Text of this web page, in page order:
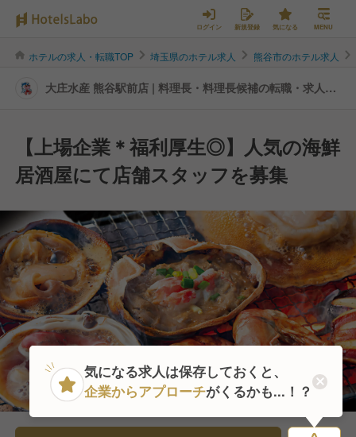
ログイン 新規登録 気になる MENU
ホテルの求人・転職TOP 埼玉県のホテル求人 熊谷市のホテル求人
大庄水産 熊谷駅前店 | 料理長・料理長候補の転職・求人情
【上場企業＊福利厚生◎】人気の海鮮
居酒屋にて店舗スタッフを募集
気になる求人は保存しておくと、
企業からアプローチがくるかも...！？